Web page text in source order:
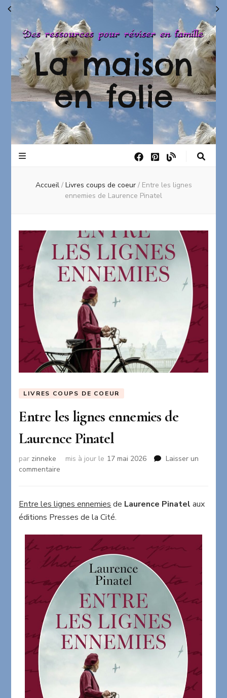
La maison
en folie
Accueil / Livres coups de coeur / Entre les lignes
ennemies de Laurence Pinatel
LIVRES COUPS DE COEUR
Entre les lignes ennemies de
Laurence Pinatel
par zinneke mis à jour le 17 mai 2026
Laisser un
commentaire
lignes
ennemies
de
Laurence
Pinatel
Entre les lignes ennemies de Laurence Pinatel aux
éditions Presses de la Cité.